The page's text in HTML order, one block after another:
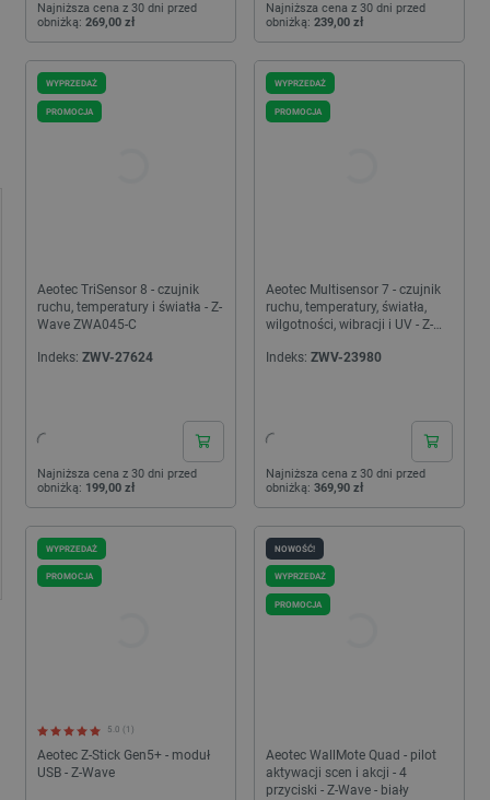
Najniższa cena z 30 dni przed
obniżką: 269,00 zł
Najniższa cena z 30 dni przed
obniżką: 239,00 zł
Aeotec TriSensor 8 - czujnik
ruchu, temperatury i światła - Z-
Wave ZWA045-C
Indeks: ZWV-27624
Najniższa cena z 30 dni przed
obniżką: 199,00 zł
WYPRZEDAŻ
PROMOCJA
Aeotec Multisensor 7 - czujnik
ruchu, temperatury, światła,
wilgotności, wibracji i UV - Z-
Indeks: ZWV-23980
Najniższa cena z 30 dni przed
obniżką: 369,90 zł
WYPRZEDAŻ
PROMOCJA
Aeotec Z-Stick Gen5+ - moduł
USB - Z-Wave
5.0 (1)
WYPRZEDAŻ
PROMOCJA
Aeotec WallMote Quad - pilot
aktywacji scen i akcji - 4
przyciski - Z-Wave - biały
NOWOŚĆ!
WYPRZEDAŻ
PROMOCJA